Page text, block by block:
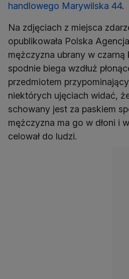
handlowego Marywilska 44.
Na zdjęciach z miejsca
opublikowała Polska
mężczyzna ubrany w czarną
spodnie biega wzdłuż
przedmiotem
niektórych ujęciach widać,
schowany jest za paskiem
mężczyzna ma go w dłoni i
celował do ludzi.